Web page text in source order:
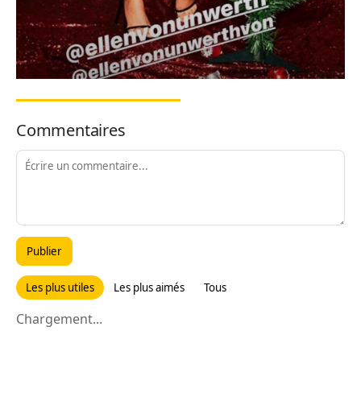
Commentaires
Publier
Les plus utiles Les plus aimés Tous
Chargement...